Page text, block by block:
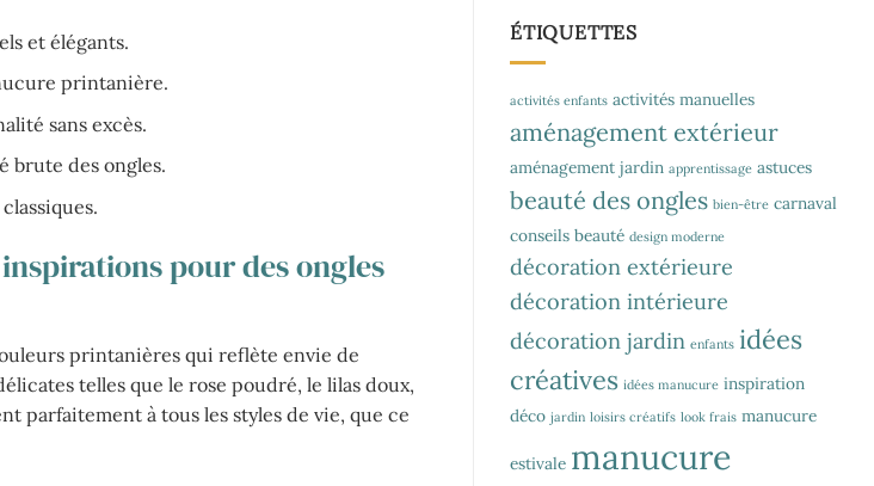
et élégants.
printanière.
sans excès.
brute des ongles.
pour des ongles
printanières qui reflète envie de
telles que le rose poudré, le lilas doux,
parfaitement à tous les styles de vie, que ce
ÉTIQUETTES
activités enfants activités manuelles
aménagement extérieur
aménagement jardin apprentissage astuces
beauté des ongles bien-être carnaval
conseils beauté design moderne
décoration extérieure
décoration intérieure
décoration jardin enfants idées
créatives idées manucure inspiration
déco jardin loisirs créatifs look frais manucure
estivale manucure